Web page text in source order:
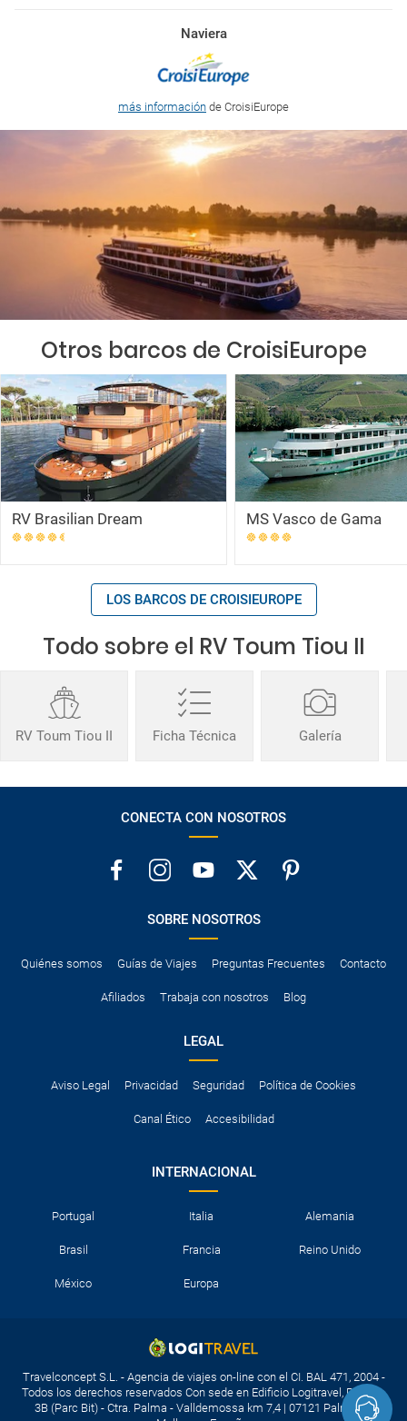
Naviera
más información de CroisiEurope
Otros barcos de CroisiEurope
RV Brasilian Dream MS Vasco de Gama
LOS BARCOS DE CROISIEUROPE
Todo sobre el RV Toum Tiou II
RV Toum Tiou II Ficha Técnica Galería
CONECTA CON NOSOTROS
SOBRE NOSOTROS
Quiénes somos Guías de Viajes Preguntas Frecuentes Contacto
Afiliados Trabaja con nosotros Blog
LEGAL
Aviso Legal Privacidad Seguridad Política de Cookies
Canal Ético Accesibilidad
INTERNACIONAL
Portugal Italia Alemania
Brasil Francia Reino Unido
México Europa
Travelconcept S.L. - Agencia de viajes on-line con el CI. BAL 471, 2004 -
Todos los derechos reservados Con sede en Edificio Logitravel, Parcela
3B (Parc Bit) - Ctra. Palma - Valldemossa km 7,4 | 07121 Palma de